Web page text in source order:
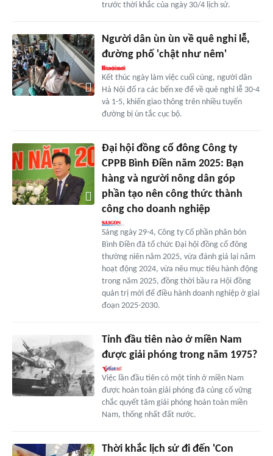
trước thời khắc của ngày 30/4 lịch sử.
Người dân ùn ùn về quê nghỉ lễ,
đường phố 'chật như nêm'
Kết thúc ngày làm việc cuối cùng, người dân
Hà Nội đổ ra các bến xe để về quê nghỉ lễ 30-4
và 1-5, khiến giao thông trên nhiều tuyến
đường bị ùn tắc cục bộ.
Đại hội đồng cổ đông Công ty
CPPB Bình Điền năm 2025: Bạn
hàng và người nông dân góp
phần tạo nên công thức thành
công cho doanh nghiệp
Sáng ngày 29-4, Công ty Cổ phần phân bón
Bình Điền đã tổ chức Đại hội đồng cổ đông
thường niên năm 2025, vừa đánh giá lại năm
hoạt động 2024, vừa nêu mục tiêu hành động
trong năm 2025, đồng thời bầu ra Hội đồng
quản trị mới để điều hành doanh nghiệp ở giai
đoạn 2025-2030.
Tỉnh đầu tiên nào ở miền Nam
được giải phóng trong năm 1975?
Việc lần đầu tiên có một tỉnh ở miền Nam
được hoàn toàn giải phóng đã củng cố vững
chắc quyết tâm giải phóng hoàn toàn miền
Nam, thống nhất đất nước.
Thời khắc lịch sử đi đến 'Con